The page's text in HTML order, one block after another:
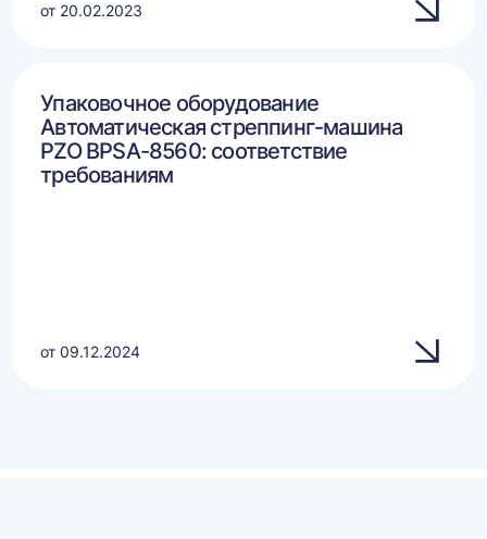
от 20.02.2023
Упаковочное оборудование
Автоматическая стреппинг-машина
PZO BPSA-8560: соответствие
требованиям
от 09.12.2024